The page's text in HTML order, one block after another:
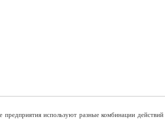
используют разные комбинации